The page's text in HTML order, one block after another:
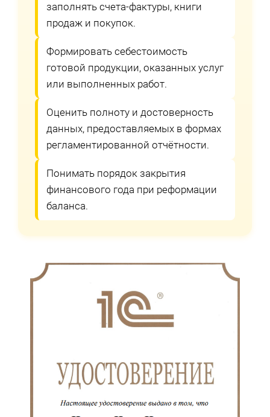
заполнять счета-фактуры, книги
продаж и покупок.
Формировать себестоимость
готовой продукции, оказанных услуг
или выполненных работ.
Оценить полноту и достоверность
данных, предоставляемых в формах
регламентированной отчётности.
Понимать порядок закрытия
финансового года при реформации
баланса.